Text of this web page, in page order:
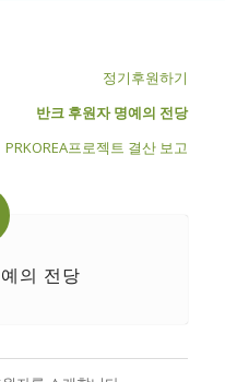
정기후원하기
반크 후원자 명예의 전당
PRKOREA프로젝트 결산 보고
의 전당